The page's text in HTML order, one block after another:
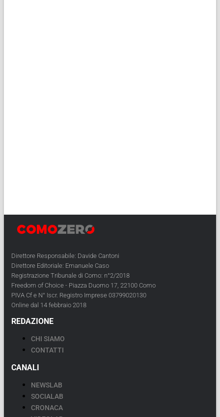
Direttore Responsabile: Davide Cantoni
Direttore Editoriale: Emanuele Caso
Registrazione Tribunale di Como: n°2/2018
Freedom of Choice - Piazza Duomo 17, 22100 Como
PIVA Cf e N° Iscr. Registro Imprese 03799020130
Online dal 14 febbraio 2018
REDAZIONE
CHI SIAMO
CONTATTI
CANALI
NEWSLAB
SOCIALAB
CRONACA